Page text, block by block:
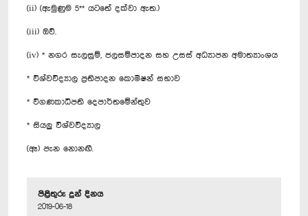
(ii) (ඇමුණුම 5** යටතේ දක්වා ඇත.)
(iii) ඔව්.
(iv) * නගර සැලසුම්, ජලසම්පාදන සහ උසස් අධ්‍යාපන අමාත්‍යාංශය
* විශ්වවිද්‍යාල ප්‍රතිපාදන කොමිෂන් සභාව
* විගණකාධිපති දෙපාර්තමේන්තුව
* සියලු විශ්වවිද්‍යාල
(ඈ) පැන නොනඟී.
පිළිතුරු දුන් දිනය
2019-06-18